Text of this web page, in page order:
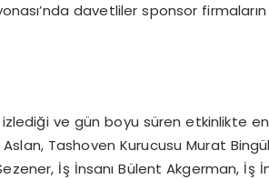
davetliler sponsor
ve gün boyu süren etkinlikte
Aslan, Tashoven Kurucusu Murat
İş İnsanı Bülent Akgerman, İş